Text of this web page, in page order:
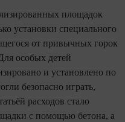
ых площадок
установки специального
от привычных горок
особых детей
и установлено по
безопасно играть,
расходов стало
с помощью бетона, а